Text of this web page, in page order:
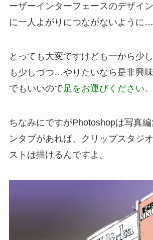
ーザーインターフェースのデザイ
に一人よがりにつながないように…
とっても大変ですけども一から少
も少しづつ…やりたいなら是非興
でもいいので足をお運びください。
ちなみにですがPhotoshopは写真
ンタブがあれば、クリップスタジ
ストは描けるんですよ。